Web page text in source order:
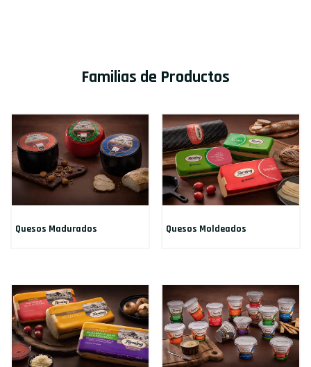
Familias de Productos
Quesos Madurados Quesos Moldeados